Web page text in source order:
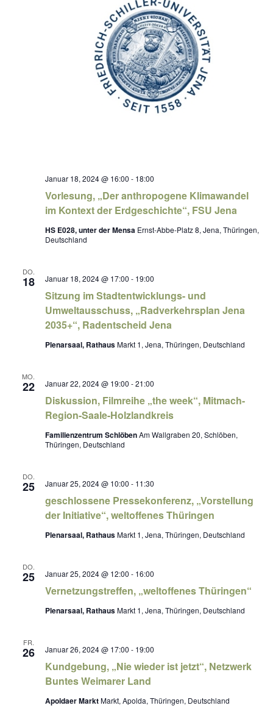
Vorlesung, „Der anthropogene Klimawandel
im Kontext der Erdgeschichte“, FSU Jena
Januar 18, 2024 @ 16:00 - 18:00
HS E028, unter der Mensa Ernst-Abbe-Platz 8, Jena, Thüringen,
Deutschland
DO.
18
Sitzung im Stadtentwicklungs- und
Umweltausschuss, „Radverkehrsplan Jena
2035+“, Radentscheid Jena
Januar 18, 2024 @ 17:00 - 19:00
Plenarsaal, RathausMarkt 1, Jena, Thüringen, Deutschland
MO.
22
Diskussion, Filmreihe „the week“, Mitmach-
Region-Saale-Holzlandkreis
Januar 22, 2024 @ 19:00 -21:00
Familienzentrum SchlöbenAm Wallgraben 20, Schlöben,
Thüringen, Deutschland
DO.
25
geschlossene Pressekonferenz, „Vorstellung
der Initiative“, weltoffenes Thüringen
Januar 25, 2024 @ 10:00 - 11:30
Plenarsaal, RathausMarkt 1, Jena, Thüringen, Deutschland
DO.
25
Vernetzungstreffen, „weltoffenes Thüringen“
Januar 25, 2024 @ 12:00 - 16:00
Plenarsaal, RathausMarkt 1, Jena, Thüringen, Deutschland
FR.
26
Kundgebung, „Nie wieder ist jetzt“, Netzwerk
Buntes Weimarer Land
Januar 26, 2024 @ 17:00 - 19:00
Apoldaer MarktMarkt, Apolda, Thüringen, Deutschland